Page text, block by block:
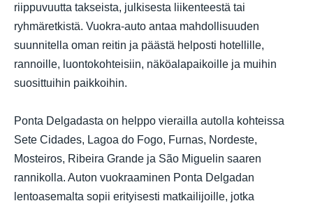
riippuvuutta takseista, julkisesta liikenteestä tai
ryhmäretkistä. Vuokra-auto antaa mahdollisuuden
suunnitella oman reitin ja päästä helposti hotellille,
rannoille, luontokohteisiin, näköalapaikoille ja muihin
suosittuihin paikkoihin.
Ponta Delgadasta on helppo vierailla autolla kohteissa
Sete Cidades, Lagoa do Fogo, Furnas, Nordeste,
Mosteiros, Ribeira Grande ja São Miguelin saaren
rannikolla. Auton vuokraaminen Ponta Delgadan
lentoasemalta sopii erityisesti matkailijoille, jotka